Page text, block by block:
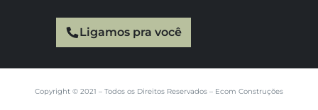
Ligamos pra você
Copyright © 2021 – Todos os Direitos Reservados – Ecom Construções